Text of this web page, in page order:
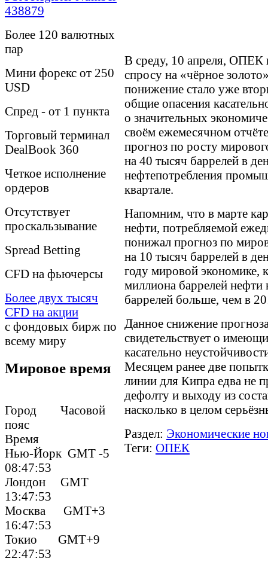
438879
Более 120 валютных
пар
Мини форекс от 250
USD
Спред - от 1 пункта
Торговый терминал
DealBook 360
Четкое исполнение
ордеров
Отсутствует
проскальзывание
Spreаd Betting
CFD на фьючерсы
Более двух тысяч
CFD на акции
с фондовых бирж по
всему миру
Мировое время
Город Часовой
пояс
Время
Нью-Йорк GMT -5
08:47:53
Лондон GMT
13:47:53
Москва GMT+3
16:47:53
Токио GMT+9
22:47:53
В среду, 10 апреля, ОПЕК
спросу на «чёрное
понижение стало уже
общие опасения
о значительных
своём ежемесячном
прогноз по росту
на 40 тысяч баррелей в
нефтепотребления
квартале.
Напомним, что в марте
нефти, потребляемой
понижал прогноз по
на 10 тысяч баррелей в
году мировой экономике,
миллиона баррелей нефти
баррелей больше, чем в
Данное снижение
свидетельствует о
касательно
Месяцем ранее две
линии для Кипра едва не
дефолту и выходу из
насколько в целом
Раздел: Экономические
Теги: ОПЕК